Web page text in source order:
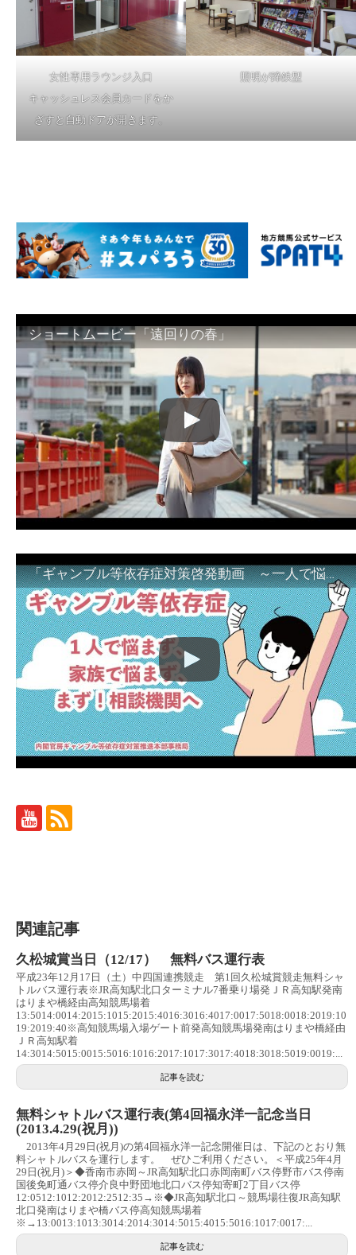
女性専用ラウンジ入口
キャッシュレス会員カードをか
ざすと自動ドアが開きます。
照明が蹄鉄型
ショートムービー「遠回りの春」
「ギャンブル等依存症対策啓発動画 ～一人で悩まず、家族で悩まず、まず！相談機関へ～」
関連記事
久松城賞当日（12/17） 無料バス運行表
平成23年12月17日（土）中四国連携競走 第1回久松城賞競走無料シャ
トルバス運行表※JR高知駅北口ターミナル7番乗り場発ＪＲ高知駅発南
はりまや橋経由高知競馬場着
13:5014:0014:2015:1015:2015:4016:3016:4017:0017:5018:0018:2019:10
19:2019:40※高知競馬場入場ゲート前発高知競馬場発南はりまや橋経由
ＪＲ高知駅着
14:3014:5015:0015:5016:1016:2017:1017:3017:4018:3018:5019:0019:...
記事を読む
無料シャトルバス運行表(第4回福永洋一記念当日
(2013.4.29(祝月))
2013年4月29日(祝月)の第4回福永洋一記念開催日は、下記のとおり無
料シャトルバスを運行します。 ぜひご利用ください。＜平成25年4月
29日(祝月)＞◆香南市赤岡～JR高知駅北口赤岡南町バス停野市バス停南
国後免町通バス停介良中野団地北口バス停知寄町2丁目バス停
12:0512:1012:2012:2512:35→※◆JR高知駅北口～競馬場往復JR高知駅
北口発南はりまや橋バス停高知競馬場着
※→13:0013:1013:3014:2014:3014:5015:4015:5016:1017:0017:...
記事を読む